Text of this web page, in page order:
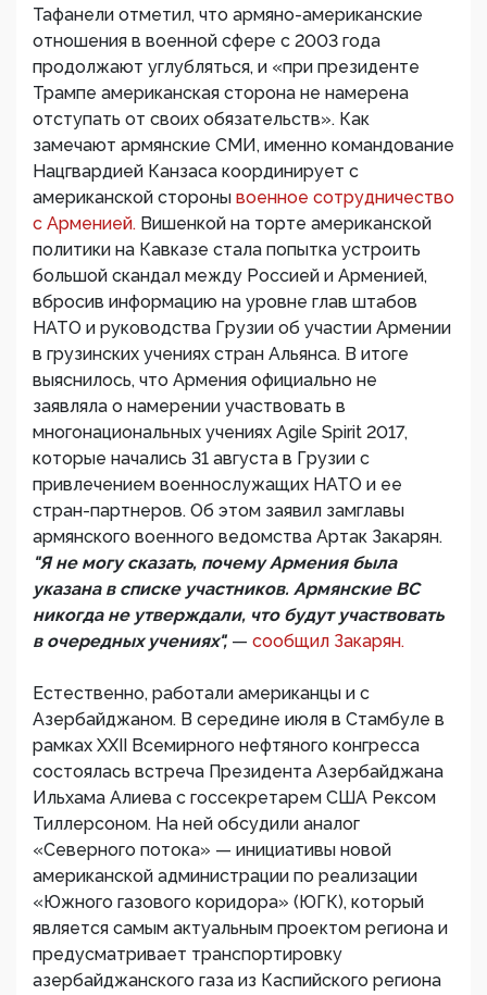
Тафанели отметил, что армяно-американские
отношения в военной сфере с 2003 года
продолжают углубляться, и «при президенте
Трампе американская сторона не намерена
отступать от своих обязательств». Как
замечают армянские СМИ, именно командование
Нацгвардией Канзаса координирует с
американской стороны военное сотрудничество
с Арменией. Вишенкой на торте американской
политики на Кавказе стала попытка устроить
большой скандал между Россией и Арменией,
вбросив информацию на уровне глав штабов
НАТО и руководства Грузии об участии Армении
в грузинских учениях стран Альянса. В итоге
выяснилось, что Армения официально не
заявляла о намерении участвовать в
многонациональных учениях Agile Spirit 2017,
которые начались 31 августа в Грузии с
привлечением военнослужащих НАТО и ее
стран-партнеров. Об этом заявил замглавы
армянского военного ведомства Артак Закарян.
"Я не могу сказать, почему Армения была
указана в списке участников. Армянские ВС
никогда не утверждали, что будут участвовать
в очередных учениях", — сообщил Закарян.
Естественно, работали американцы и с
Азербайджаном. В середине июля в Стамбуле в
рамках XXII Всемирного нефтяного конгресса
состоялась встреча Президента Азербайджана
Ильхама Алиева с госсекретарем США Рексом
Тиллерсоном. На ней обсудили аналог
«Северного потока» — инициативы новой
американской администрации по реализации
«Южного газового коридора» (ЮГК), который
является самым актуальным проектом региона и
предусматривает транспортировку
азербайджанского газа из Каспийского региона